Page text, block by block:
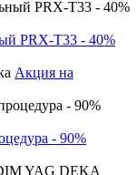
PRX-T33 - 40%
Акция на
- 90%